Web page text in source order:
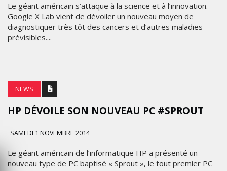
Le géant américain s’attaque à la science et à l’innovation.
Google X Lab vient de dévoiler un nouveau moyen de
diagnostiquer très tôt des cancers et d’autres maladies
prévisibles....
NEWS
HP DÉVOILE SON NOUVEAU PC #SPROUT
SAMEDI 1 NOVEMBRE 2014
Le géant américain de l’informatique HP a présenté un
nouveau type de PC baptisé « Sprout », le tout premier PC